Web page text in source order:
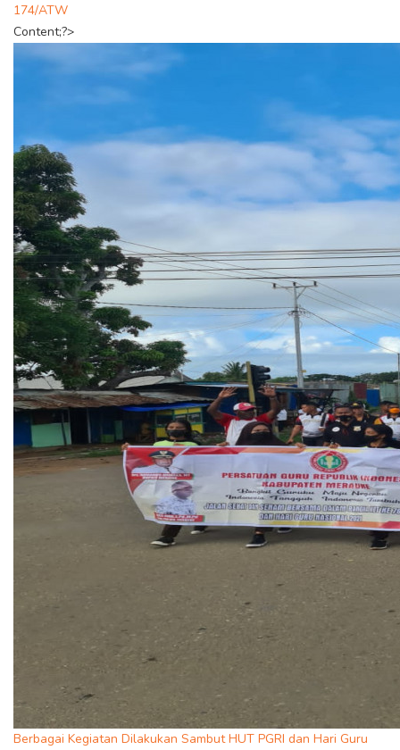
174/ATW
Content;?>
Berbagai Kegiatan Dilakukan Sambut HUT PGRI dan Hari Guru